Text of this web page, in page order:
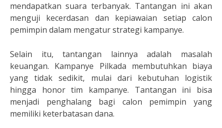
mendapatkan suara terbanyak. Tantangan ini akan
menguji kecerdasan dan kepiawaian setiap calon
pemimpin dalam mengatur strategi kampanye.
Selain itu, tantangan lainnya adalah masalah
keuangan. Kampanye Pilkada membutuhkan biaya
yang tidak sedikit, mulai dari kebutuhan logistik
hingga honor tim kampanye. Tantangan ini bisa
menjadi penghalang bagi calon pemimpin yang
memiliki keterbatasan dana.